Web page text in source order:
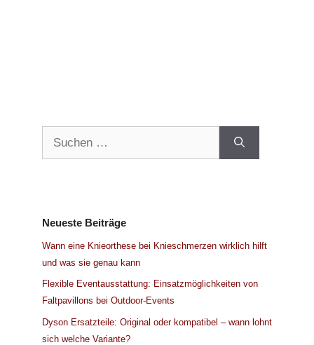
nach:
Neueste Beiträge
Wann eine Knieorthese bei Knieschmerzen wirklich hilft
und was sie genau kann
Flexible Eventausstattung: Einsatzmöglichkeiten von
Faltpavillons bei Outdoor-Events
Dyson Ersatzteile: Original oder kompatibel – wann lohnt
sich welche Variante?